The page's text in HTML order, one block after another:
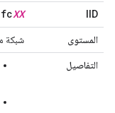
IID
XX
المستوى شبكة
التفاصيل